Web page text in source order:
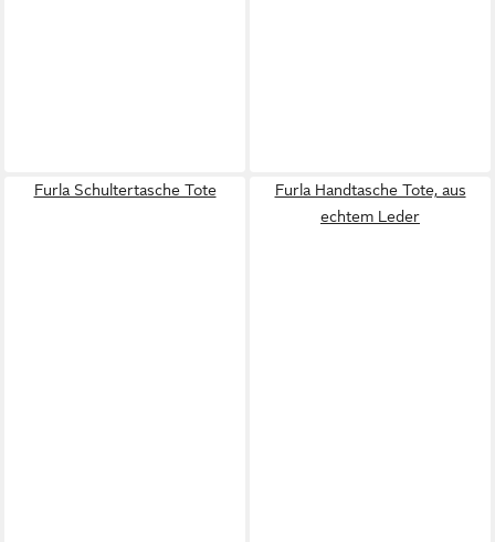
Furla Schultertasche Tote
Furla Handtasche Tote, aus
echtem Leder